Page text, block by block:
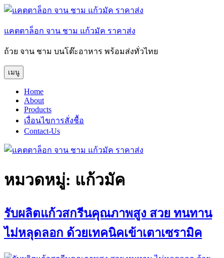
ข้าม
ยัง
บทความ
แคตตาล็อก จาน ชาม แก้วมัค ราคาส่ง
ถ้วย จาน ชาม บนโต๊ะอาหาร พร้อมส่งทั่วไทย
เมนู
Home
About
Products
เงื่อนไขการสั่งชื้อ
Contact-Us
หมวดหมู่: แก้วมัค
รับผลิตแก้วสกรีนคุณภาพสูง สวย ทนทาน
ไม่หลุดลอก ด้วยเทคนิคเข้าเตาเซรามิค